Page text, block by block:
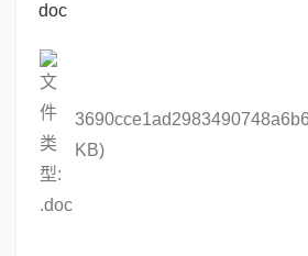
doc
KB)